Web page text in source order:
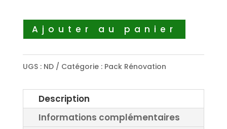
Ajouter au panier
UGS : ND Catégorie : Pack Rénovation
Description
Informations complémentaires